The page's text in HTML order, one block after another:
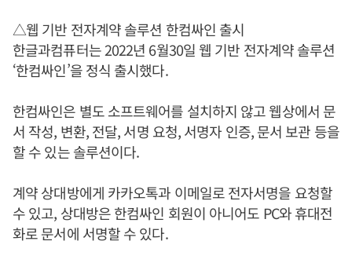
△웹 기반 전자계약 솔루션 한컴싸인 출시
한글과컴퓨터는 2022년 6월30일 웹 기반 전자계약 솔루션
‘한컴싸인’을 정식 출시했다.
한컴싸인은 별도 소프트웨어를 설치하지 않고 웹상에서 문
서 작성, 변환, 전달, 서명 요청, 서명자 인증, 문서 보관 등을
할 수 있는 솔루션이다.
계약 상대방에게 카카오톡과 이메일로 전자서명을 요청할
수 있고, 상대방은 한컴싸인 회원이 아니어도 PC와 휴대전
화로 문서에 서명할 수 있다.